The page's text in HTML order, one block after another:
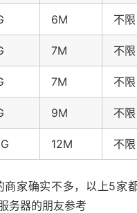
6M 不限
7M 不限
7M 不限
9M 不限
12M 不限
家确实不多，以上5家
务器的朋友参考